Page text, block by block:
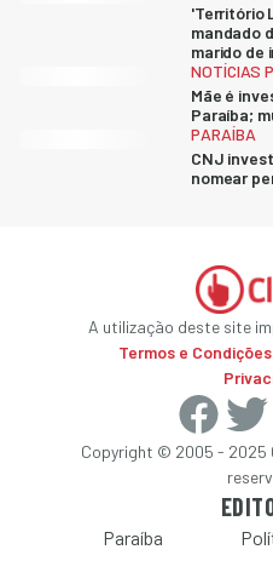
'Território
mandado
marido de
NOTÍCIAS
Mãe é
Paraíba;
PARAÍBA
CNJ
nomear
A utilização deste site
Termos e Condições
Copyright © 2005 - 2025
Paraíba